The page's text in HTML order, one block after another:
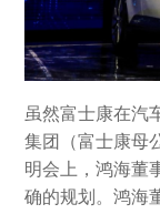
虽然富士康在汽
集团（富士康母
明会上，鸿海董
确的规划。鸿海